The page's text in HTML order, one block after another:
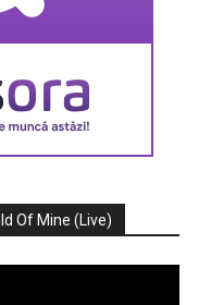
Of Mine (Live)